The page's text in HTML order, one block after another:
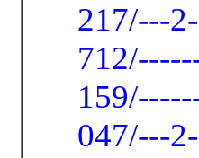
217/---
047/---